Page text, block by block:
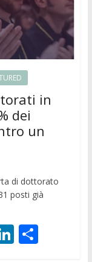
in
dei
un
di dottorato
posti già
Li C